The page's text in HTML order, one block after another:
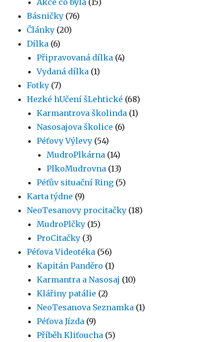
Akce co byla (15)
Básničky (76)
Články (20)
Dílka (6)
Připravovaná dílka (4)
Vydaná dílka (1)
Fotky (7)
Hezké hUčení šLehtické (68)
Karmantrova školinda (1)
Nasosajova školice (6)
Péťovy Výlevy (54)
MudroPlkárna (14)
PlkoMudrovna (13)
Péťův situační Ring (5)
Karta týdne (9)
NeoTesanovy procitačky (18)
MudroPlčky (15)
ProCitačky (3)
Péťova Videotéka (56)
Kapitán Panděro (1)
Karmantra a Nasosaj (10)
Klářiny patálie (2)
NeoTesanova Seznamka (1)
Péťova Jízda (9)
Příběh Kliťoucha (5)